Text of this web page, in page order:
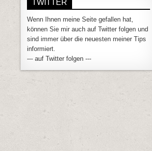
TWITTER
Wenn Ihnen meine Seite gefallen hat,
können Sie mir auch auf Twitter folgen und
sind immer über die neuesten meiner Tips
informiert.
--- auf Twitter folgen ---